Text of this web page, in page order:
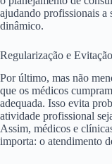
ajudando profissionais a
dinâmico.
Regularização e
Por último, mas não
que os médicos
adequada. Isso evita
atividade profissional
Assim, médicos e
importa: o atendimento